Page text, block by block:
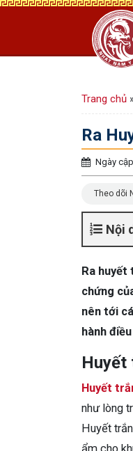
Trang chủ
Ra
Ngày
Theo dõi
Nội
Ra huyết
chứng
nên tới
hành
Huyết
Huyết
như lòng
Huyết